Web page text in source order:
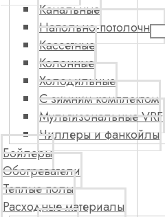
Канальные
Напольно-потолочные
Кассетные
Колонные
Холодильные
С зимним комплектом
Мультизональные VRF
Чиллеры и фанкойлы
Бойлеры
Обогреватели
Теплые полы
Расходные материалы